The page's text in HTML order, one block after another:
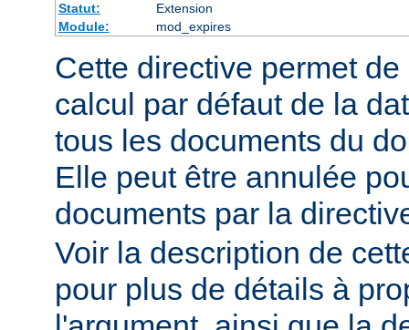
Statut:
Extension
Module:
mod_expires
Cette directive permet
calcul par défaut de la
tous les documents du
Elle peut être annulée
documents par la
Voir la description de
pour plus de détails à